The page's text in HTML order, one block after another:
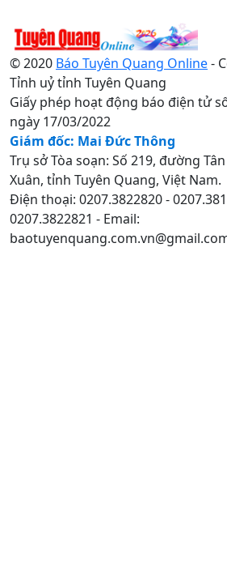
© 2020 Báo Tuyên Quang Online-
Tỉnh uỷ tỉnh Tuyên Quang
Giấy phép hoạt động báo điện tử
ngày 17/03/2022
Giám đốc: Mai Đức Thông
Trụ sở Tòa soạn: Số 219, đường
Xuân, tỉnh Tuyên Quang, Việt Nam.
Điện thoại: 0207.3822820 -
0207.3822821 - Email: